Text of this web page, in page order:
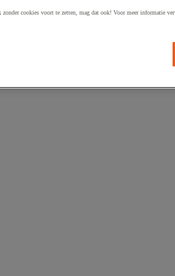
cookies voort te zetten, mag dat ook! Voor meer informatie